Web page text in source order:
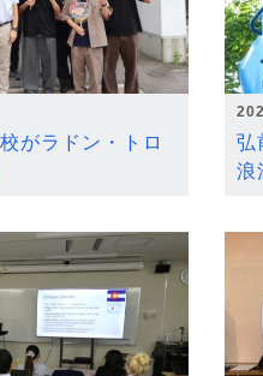
がラドン・トロ
弘
浪